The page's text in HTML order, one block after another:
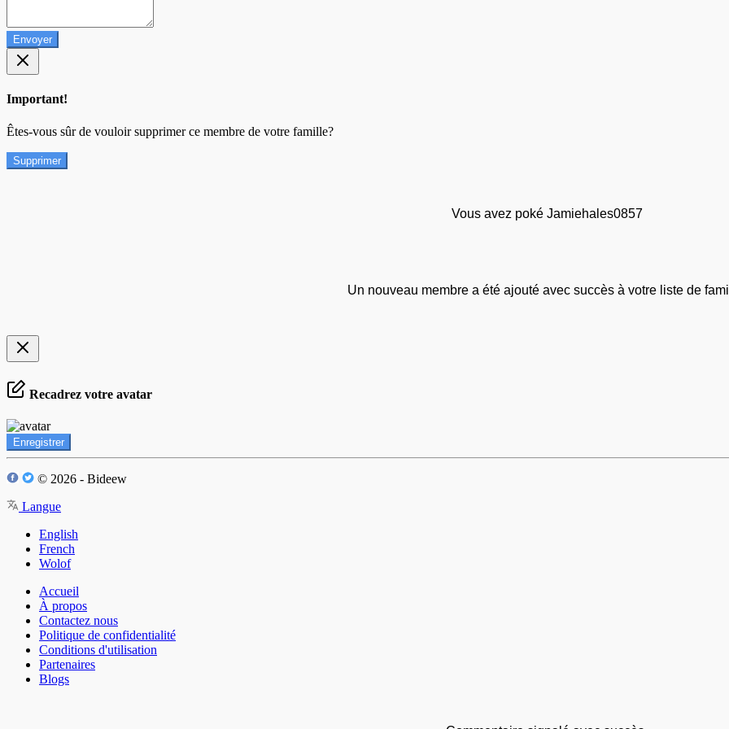
Envoyer
Important!
Êtes-vous sûr de vouloir supprimer ce membre de votre famille?
Supprimer
Vous avez poké Jamiehales0857
Un nouveau membre a été ajouté avec succès à votre liste de
Recadrez votre avatar
Enregistrer
© 2026 - Bideew
Langue
English
French
Wolof
Accueil
À propos
Contactez nous
Politique de confidentialité
Conditions d'utilisation
Partenaires
Blogs